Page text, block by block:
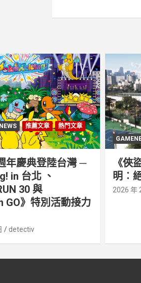
推薦文章
熱門文章
年慶典登陸台灣 ─
in 台北 、
30 與
GO》特別活動接⼒
detectiv
《俠
明︰
2026 年